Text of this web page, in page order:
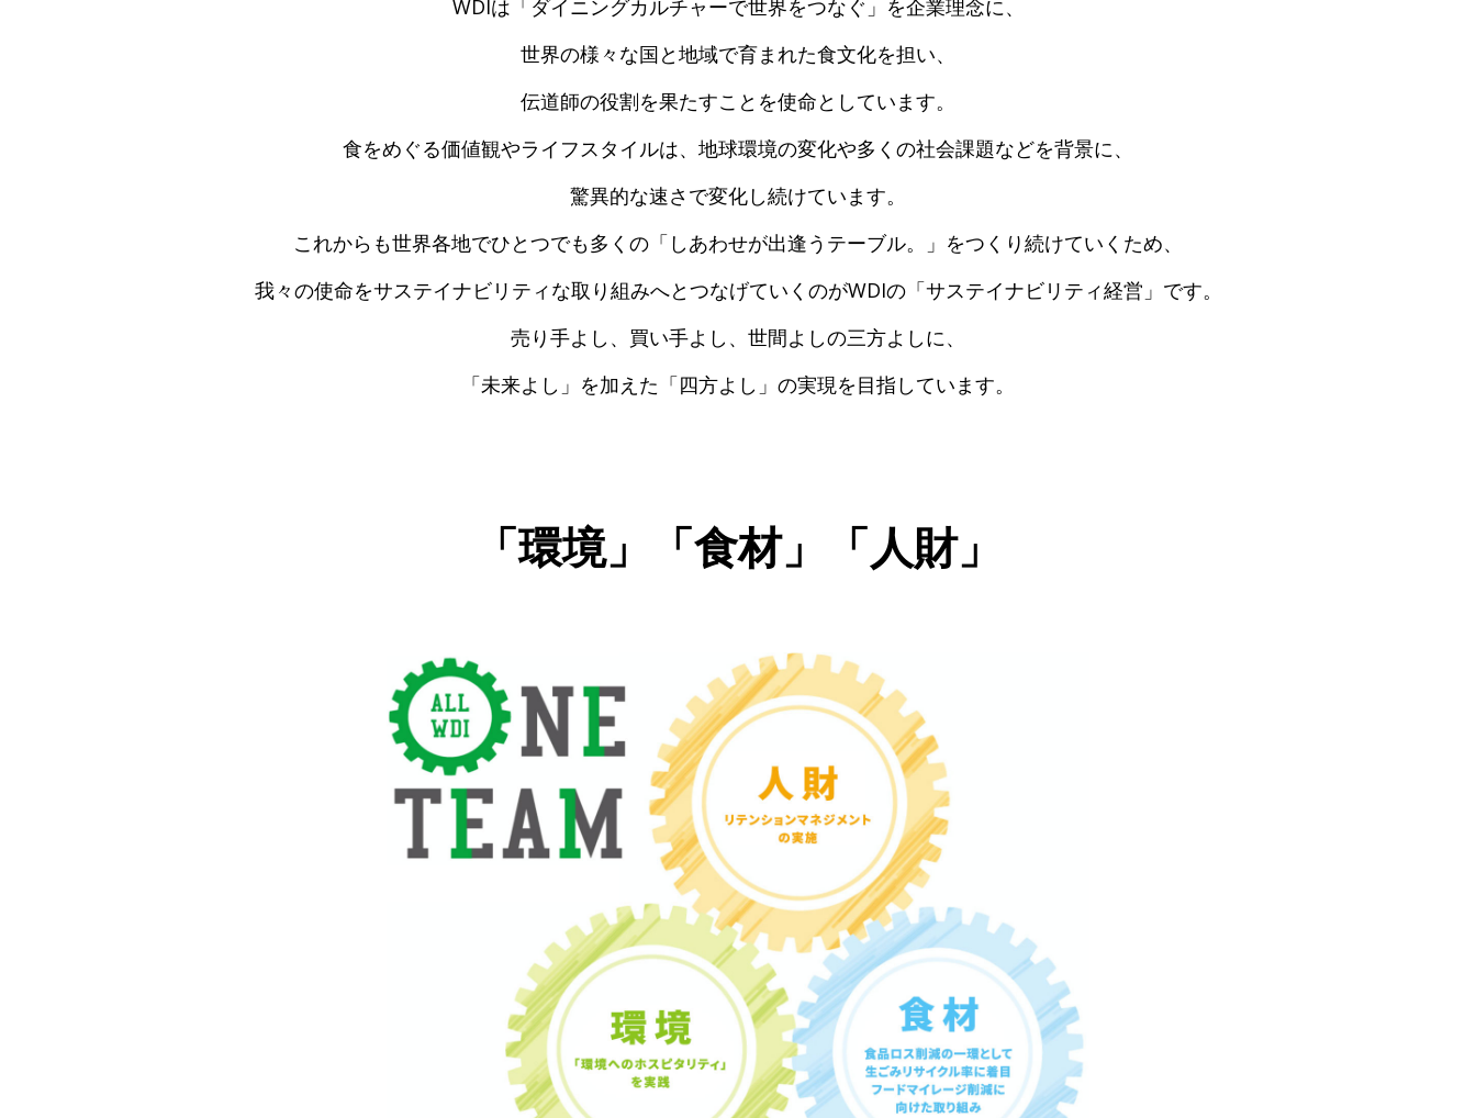
WDIは「ダイニングカルチャーで世界をつなぐ」を企業理念に、
世界の様々な国と地域で育まれた食文化を担い、
伝道師の役割を果たすことを使命としています。
食をめぐる価値観やライフスタイルは、地球環境の変化や多くの社会課題などを背景に、
驚異的な速さで変化し続けています。
これからも世界各地でひとつでも多くの「しあわせが出逢うテーブル。」をつくり続けていくため、
我々の使命をサステイナビリティな取り組みへとつなげていくのがWDIの「サステイナビリティ経営」です。
売り手よし、買い手よし、世間よしの三方よしに、
「未来よし」を加えた「四方よし」の実現を目指しています。
「環境」「食材」「人財」